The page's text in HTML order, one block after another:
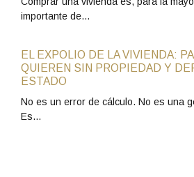
importante de…
EL EXPOLIO DE LA VIVIENDA:
QUIEREN SIN PROPIEDAD Y
ESTADO
No es un error de cálculo. No es una
Es…